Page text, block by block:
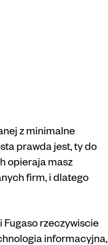
z minimalne
prawda jest, ty do
opieraja masz
firm, i dlatego
Fugaso rzeczywiscie
informacyjna,